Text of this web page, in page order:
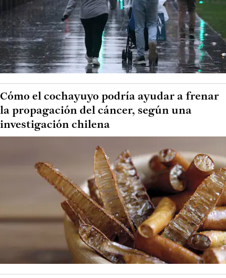
Cómo el cochayuyo podría ayudar a frenar
la propagación del cáncer, según una
investigación chilena